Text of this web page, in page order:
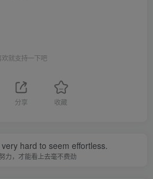
欢就支持一下吧
分享 收藏
hard to seem effortless.
力，才能看上去毫不费劲